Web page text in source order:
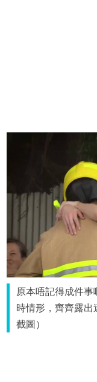
原本唔記得成件
時情形，齊齊露出
截圖）